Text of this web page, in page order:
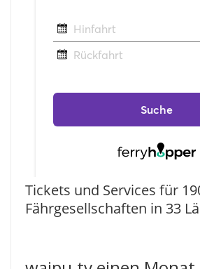
Tickets und Services für
Fährgesellschaften in 33